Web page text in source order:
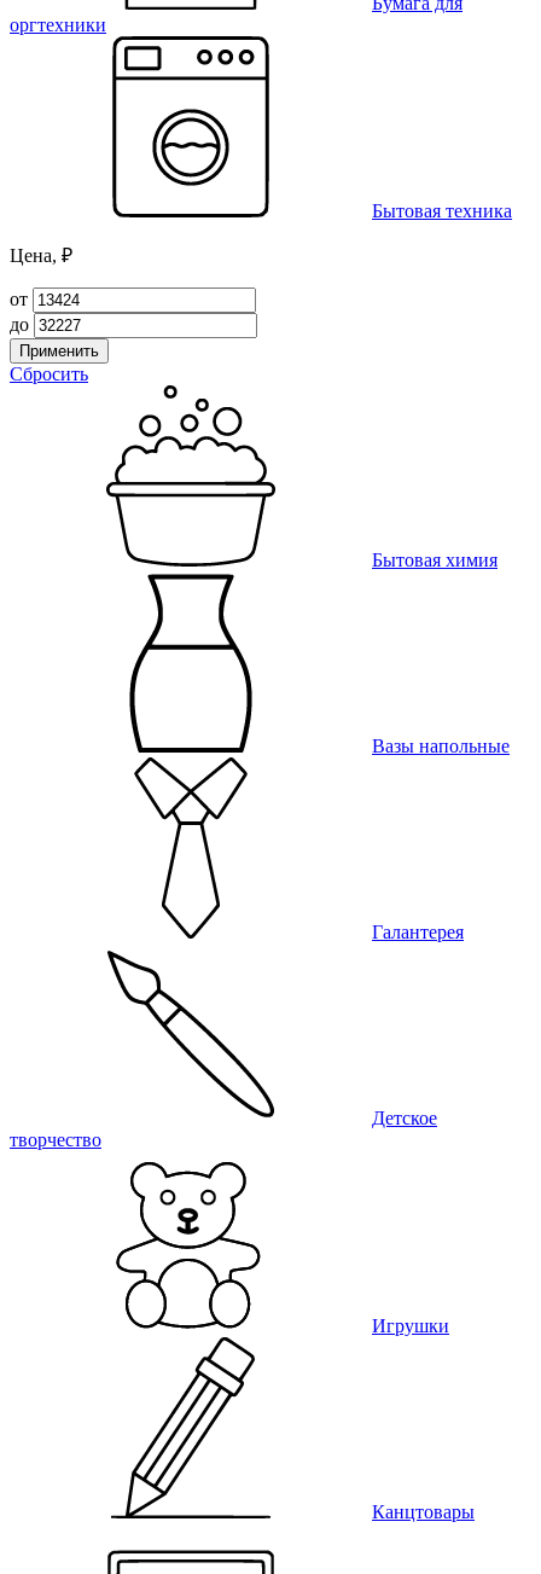
оргтехники
Бытовая техника
Цена, ₽
от
до
Применить
Сбросить
Бытовая химия
Вазы напольные
Галантерея
Детское
творчество
Игрушки
Канцтовары